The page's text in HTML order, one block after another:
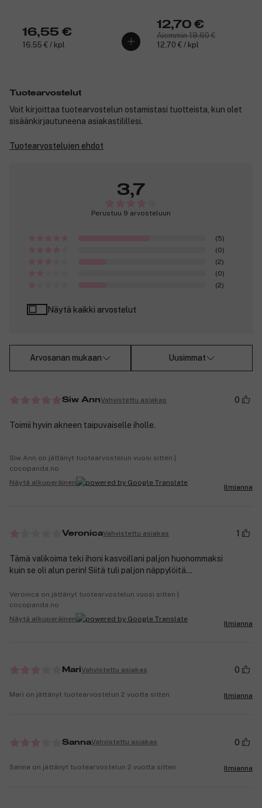
16,55 €
16,55 € / kpl
12,70 €
Aiemmin 19,60 €
12,70 € / kpl
Tuotearvostelut
Voit kirjoittaa tuotearvostelun ostamistasi tuotteista, kun olet
sisäänkirjautuneena asiakastilillesi.
Tuotearvostelujen ehdot
3,7
Perustuu 9 arvosteluun
(5)
(0)
(2)
(0)
(2)
Näytä kaikki arvostelut
Arvosanan mukaan Uusimmat
Siw AnnVahvistettu asiakas 0
Toimii hyvin akneen taipuvaiselle iholle.
Siw Ann on jättänyt tuotearvostelun vuosi sitten |
cocopanda.no
Näytä alkuperäinen
Ilmianna
VeronicaVahvistettu asiakas 1
Tämä valikoima teki ihoni kasvoillani paljon huonommaksi
kuin se oli alun perin! Siitä tuli paljon näppylöitä...
Veronica on jättänyt tuotearvostelun vuosi sitten |
cocopanda.no
Näytä alkuperäinen
Ilmianna
MariVahvistettu asiakas 0
Mari on jättänyt tuotearvostelun 2 vuotta sitten Ilmianna
SannaVahvistettu asiakas 0
Sanna on jättänyt tuotearvostelun 2 vuotta sitten Ilmianna